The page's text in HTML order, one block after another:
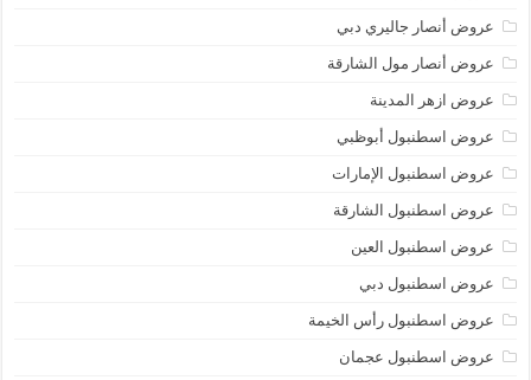
عروض أنصار جاليري دبي
عروض أنصار مول الشارقة
عروض ازهر المدينة
عروض اسطنبول أبوظبي
عروض اسطنبول الإمارات
عروض اسطنبول الشارقة
عروض اسطنبول العين
عروض اسطنبول دبي
عروض اسطنبول رأس الخيمة
عروض اسطنبول عجمان